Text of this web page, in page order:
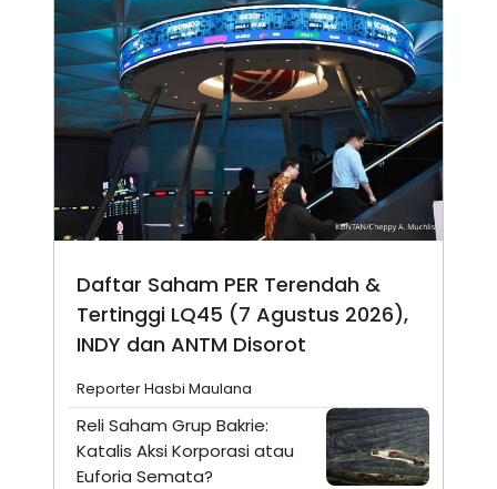
Daftar Saham PER Terendah &
Tertinggi LQ45 (7 Agustus 2026),
INDY dan ANTM Disorot
Reporter Hasbi Maulana
Reli Saham Grup Bakrie:
Katalis Aksi Korporasi atau
Euforia Semata?